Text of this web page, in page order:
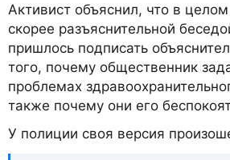
Активист объяснил, что в
скорее разъяснительной
пришлось подписать
того, почему общественник
проблемах
также почему они его
У полиции своя версия